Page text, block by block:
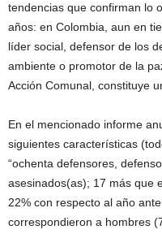
tendencias que confirman lo
años: en Colombia, aun en
líder social, defensor de los
ambiente o promotor de la
Acción Comunal, constituye
En el mencionado informe
siguientes características
“ochenta defensores,
asesinados(as); 17 más que
22% con respecto al año
correspondieron a hombres